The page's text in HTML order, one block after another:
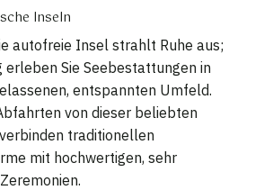
Inseln
autofreie Insel strahlt Ruhe aus;
erleben Sie Seebestattungen in
entspannten Umfeld.
von dieser beliebten
traditionellen
mit hochwertigen, sehr